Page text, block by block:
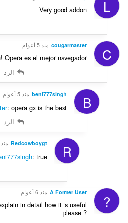
ا
ت
L
Very good addon
C
cougarmaster منذ 5 أعوام
Opera es el mejor navegador
الرد
B
beni777singh منذ 5 أعوام
: opera gx is the best
الرد
R
Redcowboygt
: true
?
A Former User منذ 6 أعوام
in detail how it is useful
please ?